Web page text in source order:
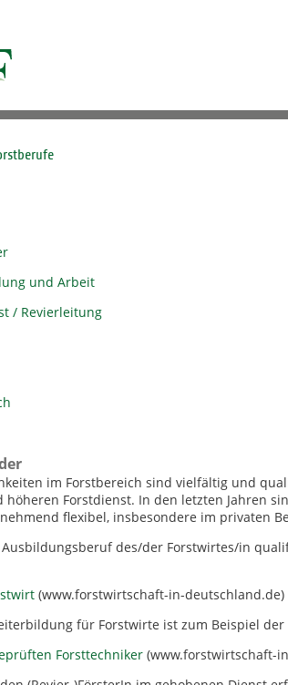
und Arbeit
/ Revierleitung
im Forstbereich sind vielfältig und
Forstdienst. In den letzten Jahren
flexibel, insbesondere im privaten
Ausbildungsberuf des/der Forstwirtes/in
(www.forstwirtschaft-in-deutschland.de)
für Forstwirte ist zum Beispiel
Forsttechniker (www.forstwirtschaft-